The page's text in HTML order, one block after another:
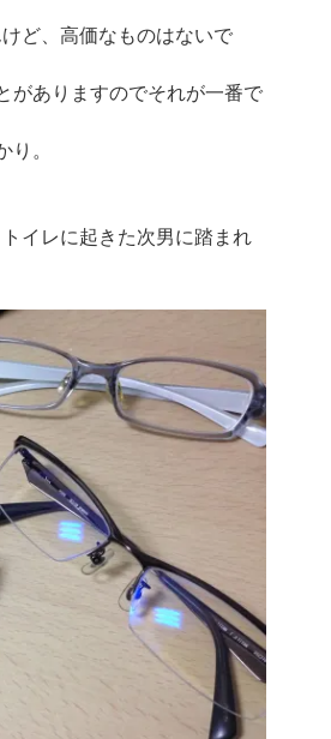
ど、高価なものはないで
がありますのでそれが一番で
り。
イレに起きた次男に踏まれ